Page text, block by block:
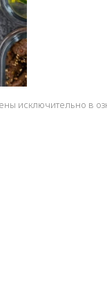
исключительно в